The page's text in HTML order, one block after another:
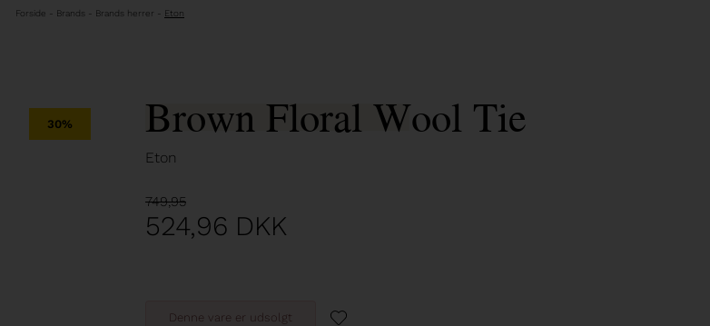
Forside - Brands - Brands herrer - Eton
30% Brown Floral Wool Tie
Eton
749,95
524,96 DKK
Denne vare er udsolgt